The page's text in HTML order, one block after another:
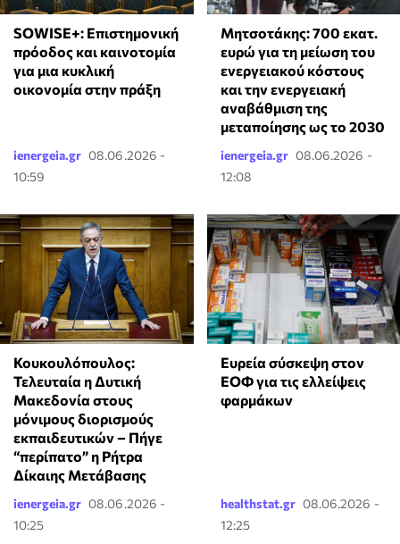
SOWISE+: Επιστημονική
πρόοδος και καινοτομία
για μια κυκλική
οικονομία στην πράξη
ienergeia.gr 08.06.2026 -
10:59
Μητσοτάκης: 700 εκατ.
ευρώ για τη μείωση του
ενεργειακού κόστους
και την ενεργειακή
αναβάθμιση της
μεταποίησης ως το 2030
ienergeia.gr 08.06.2026 -
12:08
Κουκουλόπουλος:
Τελευταία η Δυτική
Μακεδονία στους
μόνιμους διορισμούς
εκπαιδευτικών – Πήγε
“περίπατο” η Ρήτρα
Δίκαιης Μετάβασης
ienergeia.gr 08.06.2026 -
10:25
Ευρεία σύσκεψη στον
ΕΟΦ για τις ελλείψεις
φαρμάκων
healthstat.gr 08.06.2026 -
12:25